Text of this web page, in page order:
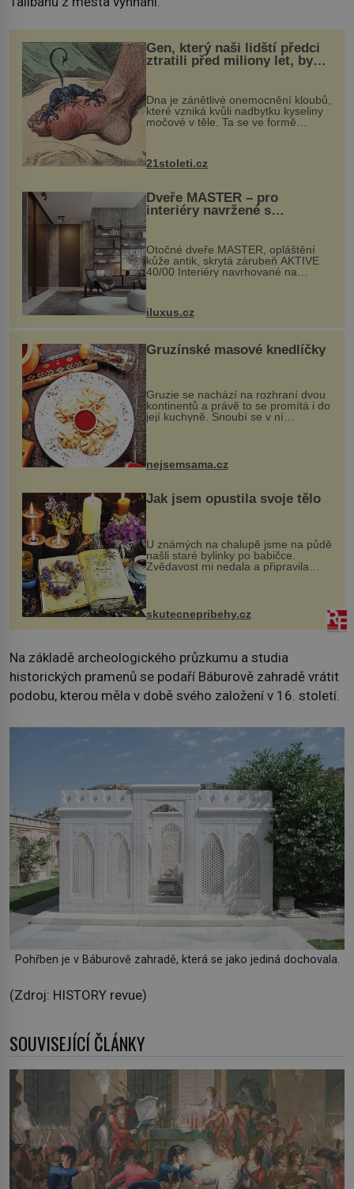
Gen, který naši lidští předci
ztratili před miliony let, by
mohl pomoci s léčbou
„nemoci králů“
Dna je zánětlivé onemocnění kloubů,
které vzniká kvůli nadbytku kyseliny
močové v těle. Ta se ve formě
nohou, a způsobuje bole...
21stoleti.cz
Dveře MASTER – pro
interiéry navržené s
rozumem i vášní!
Otočné dveře MASTER, opláštění
kůže antik, skrytá zárubeň AKTIVE
40/00 Interiéry navrhované na
zakázku často vyžadují atypické
rozměry nejen nábytku, ale i
dnes umož...
iluxus.cz
Gruzínské masové knedlíčky
Gruzie se nachází na rozhraní dvou
kontinentů a právě to se promítá i do
její kuchyně. Snoubí se v ní
evropské a asijské chutě a díky tomu
vznikají rozmanité a chuťově bohaté
pokrmy, které rozhodně st...
nejsemsama.cz
Jak jsem opustila svoje tělo
U známých na chalupě jsme na půdě
našli staré bylinky po babičce.
Zvědavost mi nedala a připravila
jsem si z nich lektvar… Zimní pobyt
na chalupě se pro mě vlastní vinou
změnil v děsivý zážitek, na kt...
skutecnepribehy.cz
Na základě archeologického průzkumu a studia
historických pramenů se podaří Báburově zahradě vrátit
podobu, kterou měla v době svého založení v 16. století.
Pohřben je v Báburově zahradě, která se jako jediná dochovala.
(Zdroj: HISTORY revue)
SOUVISEJÍCÍ ČLÁNKY